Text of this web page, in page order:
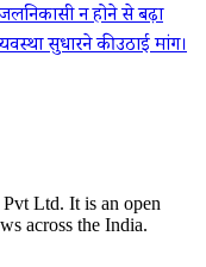
न होने से बढ़ा
सुधारने की उठाई मांग।
Ltd. It is an open
across the India.